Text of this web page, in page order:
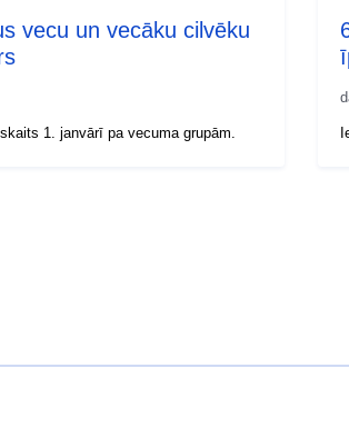
vecu un vecāku cilvēku
1. janvārī pa vecuma grupām.